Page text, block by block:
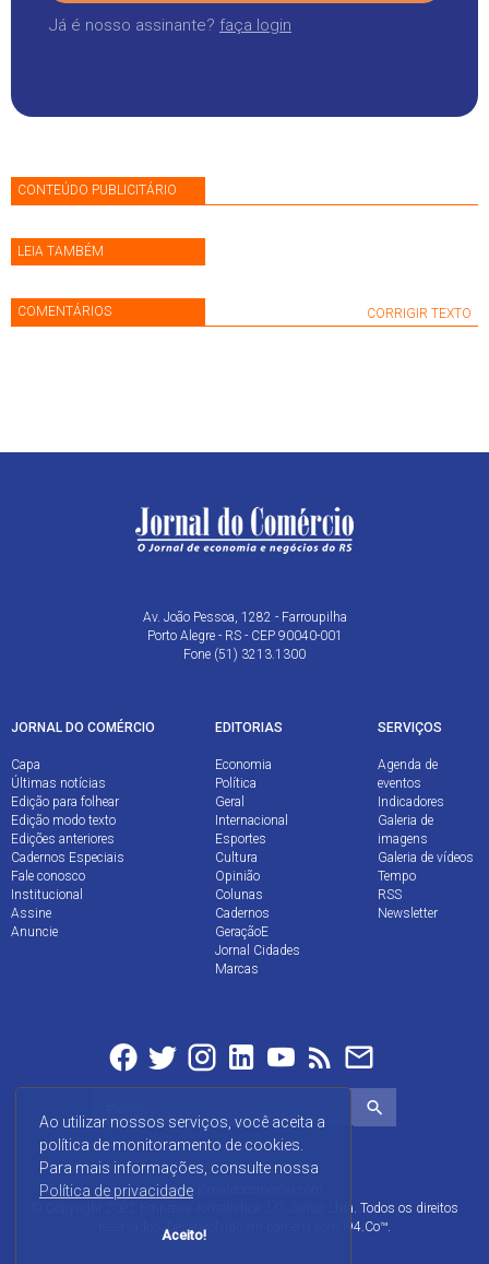
Ao utilizar nossos serviços, você aceita a
política de monitoramento de cookies.
Para mais informações, consulte nossa
Política de privacidade
Aceito!
Já é nosso assinante? faça login
CONTEÚDO PUBLICITÁRIO
LEIA TAMBÉM
COMENTÁRIOS CORRIGIR TEXTO
Av. João Pessoa, 1282 - Farroupilha
Porto Alegre - RS - CEP 90040-001
Fone (51) 3213.1300
JORNAL DO COMÉRCIO
Capa
Últimas notícias
Edição para folhear
Edição modo texto
Edições anteriores
Cadernos Especiais
Fale conosco
Institucional
Assine
Anuncie
EDITORIAS
Economia
Política
Geral
Internacional
Esportes
Cultura
Opinião
Colunas
Cadernos
GeraçãoE
Jornal Cidades
Marcas
SERVIÇOS
Agenda de
eventos
Indicadores
Galeria de
imagens
Galeria de vídeos
Tempo
RSS
Newsletter
www.jornaldocomercio.com
© Copyright 2022 Empresa Jornalística J.C. Jarros Ltda. Todos os direitos
reservados. Desenvolvido em parceria com
i94.Co™.